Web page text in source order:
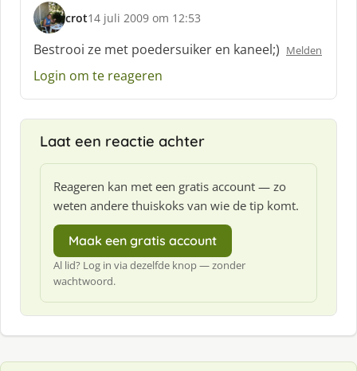
crot
s
c
h
r
14 juli 2009 om 12:53
Bestrooi ze met poedersuiker en kaneel;) Melden
Login om te reageren
Laat een reactie achter
Reageren kan met een gratis account — zo
weten andere thuiskoks van wie de tip komt.
Maak een gratis account
Al lid? Log in via dezelfde knop — zonder
wachtwoord.